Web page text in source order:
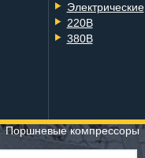
Электрические
220В
380В
Поршневые компрессоры